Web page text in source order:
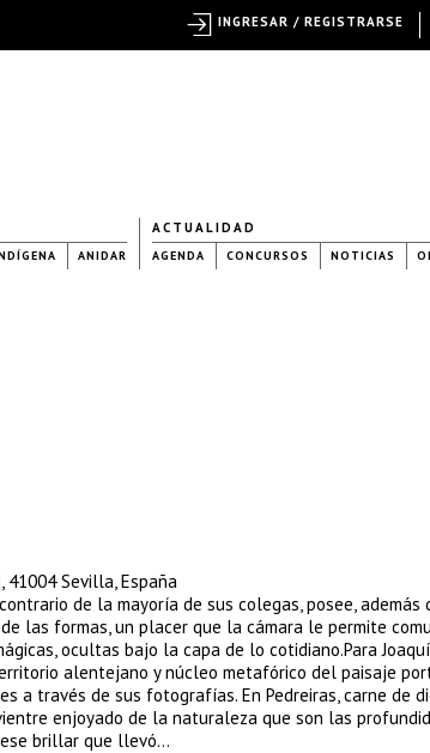
ANIDAR
ACTUALIDAD
AGENDA CONCURSOS NOTICIAS
41004 Sevilla, España
de la mayoría de sus colegas, posee, además
las formas, un placer que la cámara le permite
ocultas bajo la capa de lo cotidiano.Para
alentejano y núcleo metafórico del paisaje
a través de sus fotografías. En Pedreiras, carne de
enjoyado de la naturaleza que son las
brillar que llevó…
INGRESAR / REGISTRARSE